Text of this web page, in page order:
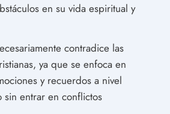
en su vida espiritual y
contradice las
ya que se enfoca en
y recuerdos a nivel
sin entrar en conflictos